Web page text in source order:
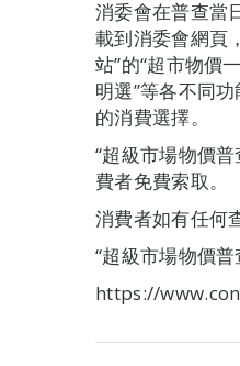
消委會在普查當
載到消委會網頁
站”的“超市物價
明選”等各不同
的消費選擇。
“超級市場物價
費者免費索取。
消費者如有任何
“超級市場物價
https://